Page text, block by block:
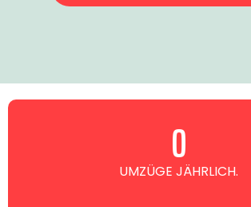
UMZÜGE JÄHRLICH.
0